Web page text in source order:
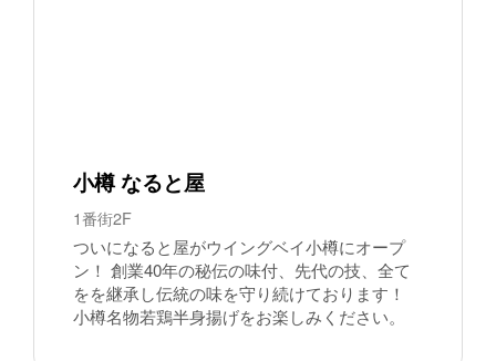
小樽 なると屋
1番街2F
ついになると屋がウイングベイ小樽にオープ
ン！ 創業40年の秘伝の味付、先代の技、全て
をを継承し伝統の味を守り続けております！
小樽名物若鶏半身揚げをお楽しみください。